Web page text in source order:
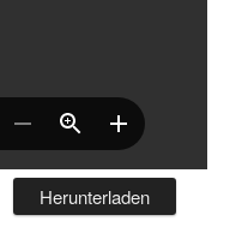
Herunterladen